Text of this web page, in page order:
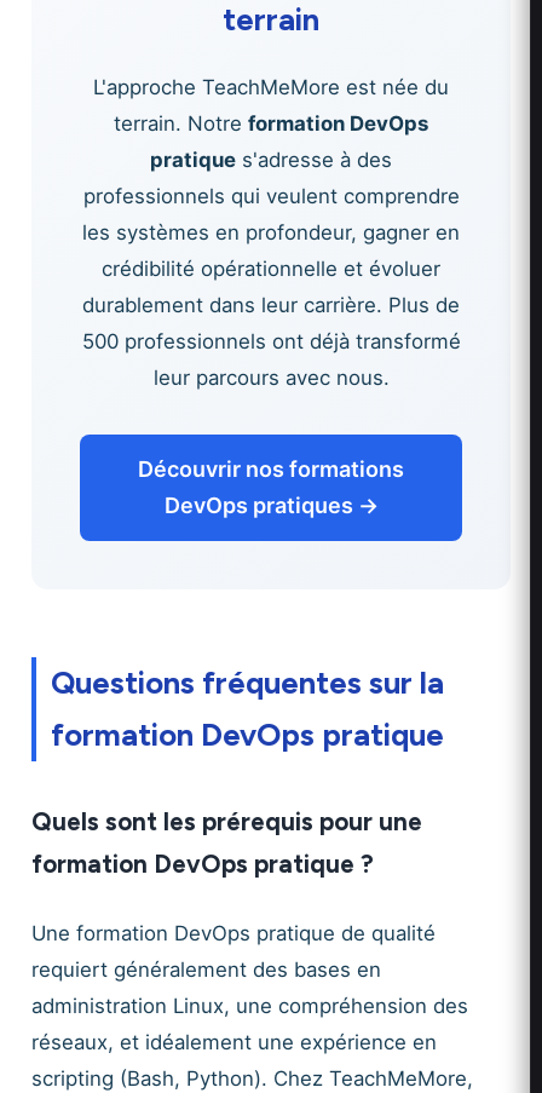
terrain
L'approche TeachMeMore est née du
terrain. Notre formation DevOps
pratique s'adresse à des
professionnels qui veulent comprendre
les systèmes en profondeur, gagner en
crédibilité opérationnelle et évoluer
durablement dans leur carrière. Plus de
500 professionnels ont déjà transformé
leur parcours avec nous.
Découvrir nos formations
DevOps pratiques →
Questions fréquentes sur la
formation DevOps pratique
Quels sont les prérequis pour une
formation DevOps pratique ?
Une formation DevOps pratique de qualité
requiert généralement des bases en
administration Linux, une compréhension des
réseaux, et idéalement une expérience en
scripting (Bash, Python). Chez TeachMeMore,